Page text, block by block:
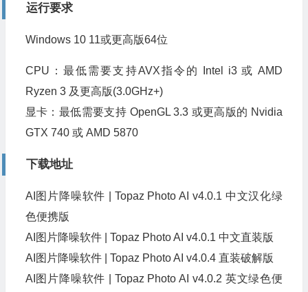
运行要求
Windows 10 11或更高版64位
CPU：最低需要支持AVX指令的 Intel i3 或 AMD
Ryzen 3 及更高版(3.0GHz+)
显卡：最低需要支持 OpenGL 3.3 或更高版的 Nvidia
GTX 740 或 AMD 5870
下载地址
AI图片降噪软件 | Topaz Photo AI v4.0.1 中文汉化绿
色便携版
AI图片降噪软件 | Topaz Photo AI v4.0.1 中文直装版
AI图片降噪软件 | Topaz Photo AI v4.0.4 直装破解版
AI图片降噪软件 | Topaz Photo AI v4.0.2 英文绿色便